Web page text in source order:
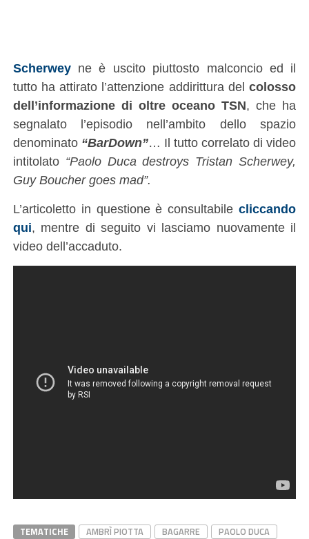
Scherweyne è uscito piuttosto malconcio ed il
tutto ha attirato l’attenzione addirittura delcolosso
dell’informazione di oltre oceano TSN, che ha
segnalato l’episodio nell’ambito dello spazio
denominato “BarDown”… Il tutto correlato di video
intitolato “Paolo Duca destroys Tristan Scherwey,
Guy Boucher goes mad”.
L’articoletto in questione è consultabilecliccando
qui, mentre di seguito vi lasciamo nuovamente il
video dell’accaduto.
TEMATICHE AMBRÌ PIOTTA BAGARRE
PAOLO DUCA